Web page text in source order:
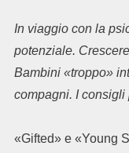
In viaggio con la
potenziale.
Bambini «troppo»
compagni. I consigli
«Gifted» e «Young